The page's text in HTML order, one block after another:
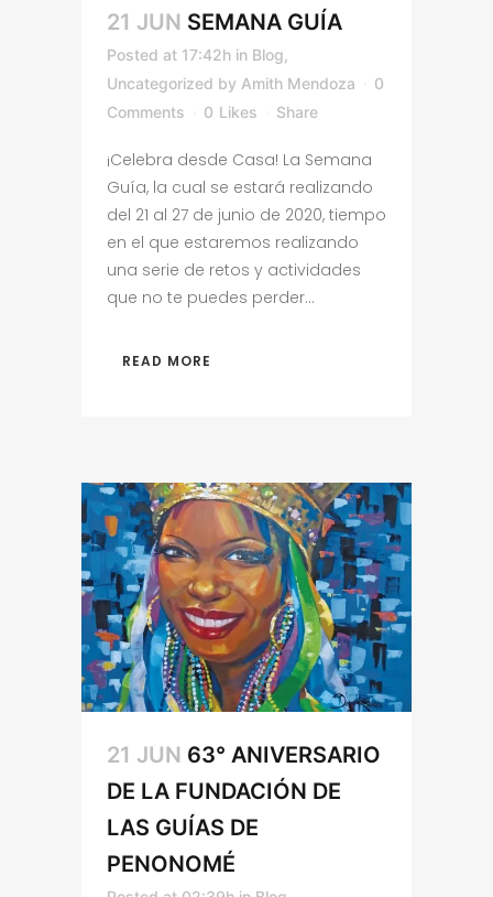
21 JUN SEMANA GUÍA
Posted at 17:42h in Blog
Uncategorized by Amith Mendoza
0
Comments
0 Likes Share
¡Celebra desde Casa! La Semana
Guía, la cual se estará realizando
del 21 al 27 de junio de 2020, tiempo
en el que estaremos realizando
una serie de retos y actividades
que no te puedes perder...
READ MORE
21 JUN 63° ANIVERSARIO
DE LA FUNDACIÓN DE
LAS GUÍAS DE
PENONOMÉ